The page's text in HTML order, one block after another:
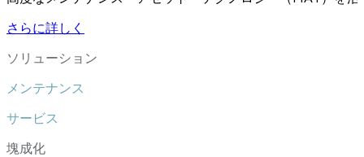
さらに詳しく
ソリューション
メンテナンス
サービス
塊成化